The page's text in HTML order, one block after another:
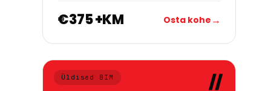
€375 +KM Osta kohe →
Üldised BIM